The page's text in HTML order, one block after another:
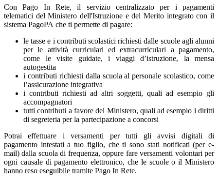
Con Pago In Rete, il servizio centralizzato per i pagamenti
telematici del Ministero dell'Istruzione e del Merito integrato con il
sistema PagoPA che ti permette di pagare:
le tasse e i contributi scolastici richiesti dalle scuole agli alunni
per le attività curriculari ed extracurriculari a pagamento,
come le visite guidate, i viaggi d’istruzione, la mensa
autogestita
i contributi richiesti dalla scuola al personale scolastico, come
l’assicurazione integrativa
i contributi richiesti ad altri soggetti, quali ad esempio gli
accompagnatori
tutti contributi a favore del Ministero, quali ad esempio i diritti
di segreteria per la partecipazione a concorsi
Potrai effettuare i versamenti per tutti gli avvisi digitali di
pagamento intestati a tuo figlio, che ti sono stati notificati (per e-
mail) dalla scuola di frequenza, oppure fare versamenti volontari per
ogni causale di pagamento elettronico, che le scuole o il Ministero
hanno reso eseguibile tramite Pago In Rete.